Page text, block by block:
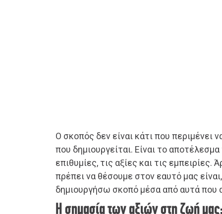
Ο σκοπός δεν είναι κάτι που περιμένει
που δημιουργείται. Είναι το
επιθυμίες, τις αξίες και τις
πρέπει να θέσουμε στον εαυτό μας
δημιουργήσω σκοπό μέσα από αυτά που
Η σημασία των αξιών στη ζωή